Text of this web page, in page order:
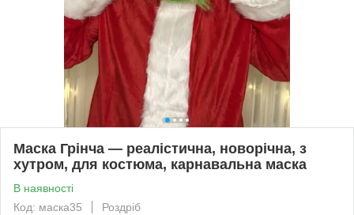
Маска Грінча — реалістична, новорічна, з
хутром, для костюма, карнавальна маска
В наявності
Код: маска35
Роздріб